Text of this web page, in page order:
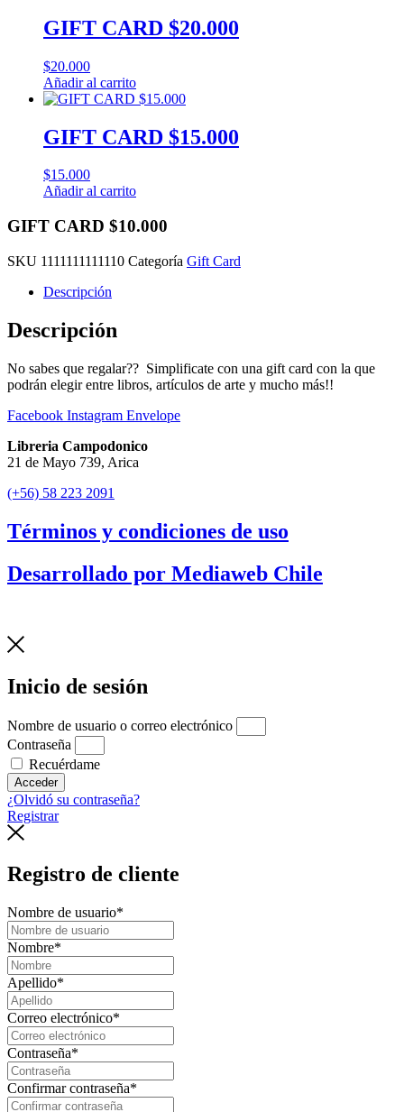
GIFT CARD $20.000
$20.000
Añadir al carrito
GIFT CARD $15.000
$15.000
Añadir al carrito
GIFT CARD $10.000
SKU 1111111111110 Categoría Gift Card
Descripción
Descripción
No sabes que regalar?? Simplificate con una gift card con la que
podrán elegir entre libros, artículos de arte y mucho más!!
Facebook Instagram Envelope
Libreria Campodonico
21 de Mayo 739, Arica
(+56) 58 223 2091
Términos y condiciones de uso
Desarrollado por Mediaweb Chile
Inicio de sesión
Nombre de usuario o correo electrónico
Contraseña
Recuérdame
Acceder
¿Olvidó su contraseña?
Registrar
Registro de cliente
Nombre de usuario*
Nombre*
Apellido*
Correo electrónico*
Contraseña*
Confirmar contraseña*